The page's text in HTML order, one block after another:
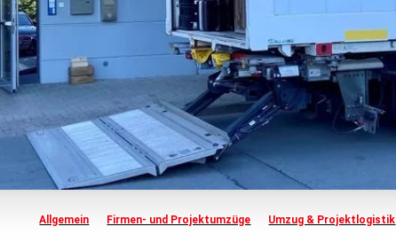
Allgemein Firmen- und Projektumzüge Umzug & Projektlogistik